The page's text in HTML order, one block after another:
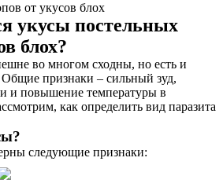
от укусов блох
укусы постельных
блох?
во многом сходны, но есть и
признаки – сильный зуд,
и повышение температуры в
как определить вид паразита
следующие признаки: